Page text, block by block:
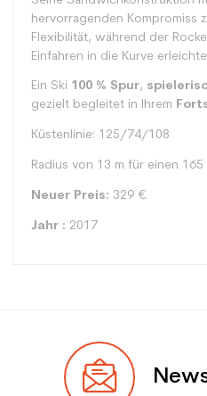
hervorragenden Kompromiss
Flexibilität, während der
Einfahren in die Kurve
Ein Ski 100 % Spur,
gezielt begleitet in Ihrem
Küstenlinie: 125/74/108
Radius von 13 m für einen 165
Neuer Preis: 329 €
Jahr : 2017
Benutzer